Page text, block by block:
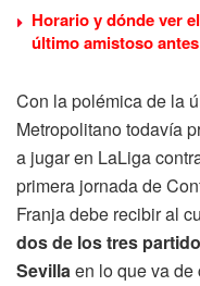
Horario y dónde ver
último amistoso
Con la polémica de la
Metropolitano todavía
a jugar en LaLiga
primera jornada de
Franja debe recibir al
dos de los tres
Sevillaen lo que va de